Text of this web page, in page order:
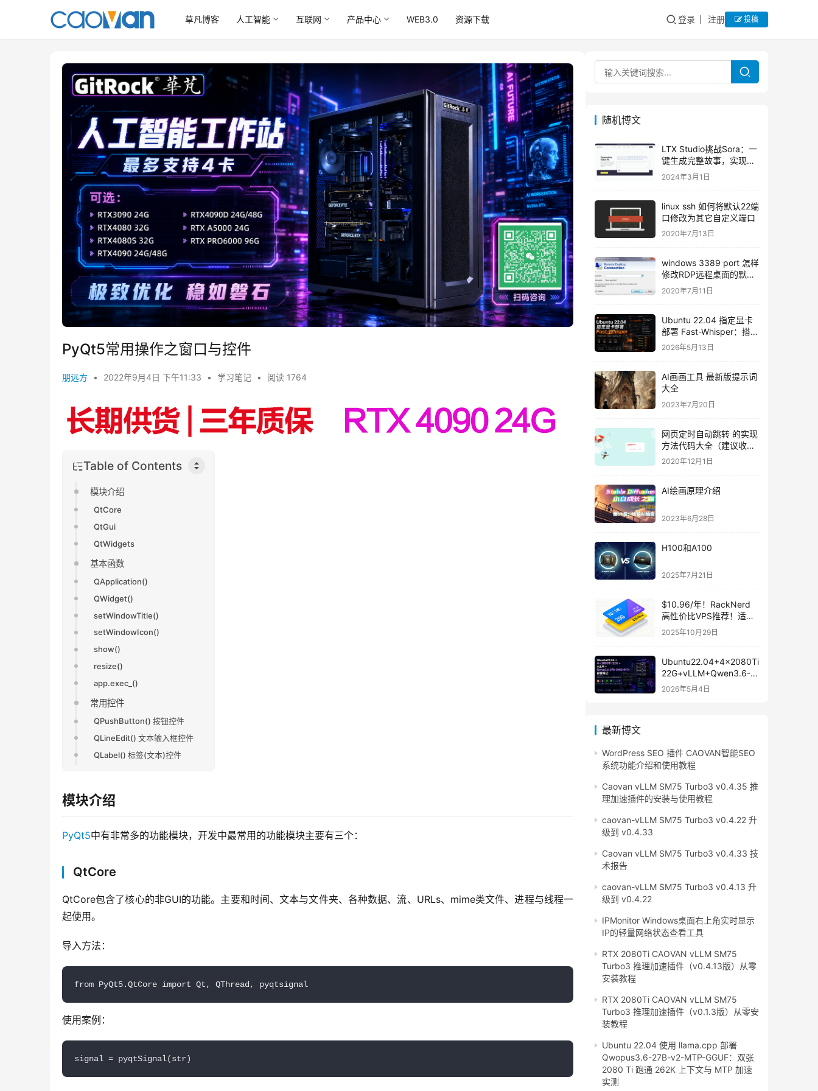
草凡博客 人工智能 互联网 产品中心 WEB3.0 资源下载 登录 注册 投稿
PyQt5常用操作之窗口与控件
朋远方 • 2022年9月4日 下午11:33 • 学习笔记 • 阅读 1764
Table of Contents
模块介绍
QtCore
QtGui
QtWidgets
基本函数
QApplication()
QWidget()
setWindowTitle()
setWindowIcon()
show()
resize()
app.exec_()
常用控件
QPushButton() 按钮控件
QLineEdit() 文本输入框控件
QLabel() 标签(文本)控件
模块介绍
PyQt5中有非常多的功能模块，开发中最常用的功能模块主要有三个：
QtCore
QtCore包含了核心的非GUI的功能。主要和时间、文本与文件夹、各种数据、流、URLs、mime类文件、进程与线程一
起使用。
导入方法：
from PyQt5.QtCore import Qt, QThread, pyqtsignal
使用案例：
signal = pyqtSignal(str)
随机博文
LTX Studio挑战Sora：一
键生成完整故事，实现角
色一致性与智能编辑功能
2024年3月1日
linux ssh 如何将默认22端
口修改为其它自定义端口
2020年7月13日
windows 3389 port 怎样
修改RDP远程桌面的默认
端口
2020年7月11日
Ubuntu 22.04 指定显卡
部署 Fast-Whisper：搭
建 GPU 语音识别 WebUI
2026年5月13日
AI画画工具 最新版提示词
大全
2023年7月20日
网页定时自动跳转 的实现
方法代码大全（建议收
藏）
2020年12月1日
AI绘画原理介绍
2023年6月28日
H100和A100
2025年7月21日
$10.96/年！RackNerd
高性价比VPS推荐！适合
深度数字居民自建鸡场！
2025年10月29日
Ubuntu22.04+4x2080Ti
22G+vLLM+Qwen3.6-
27B-AWQ-INT4 部署教
2026年5月4日
最新博文
WordPress SEO 插件 CAOVAN智能SEO
系统功能介绍和使用教程
Caovan vLLM SM75 Turbo3 v0.4.35 推
理加速插件的安装与使用教程
caovan-vLLM SM75 Turbo3 v0.4.22 升
级到 v0.4.33
Caovan vLLM SM75 Turbo3 v0.4.33 技
术报告
caovan-vLLM SM75 Turbo3 v0.4.13 升
级到 v0.4.22
IPMonitor Windows桌面右上角实时显示
IP的轻量网络状态查看工具
RTX 2080Ti CAOVAN vLLM SM75
Turbo3 推理加速插件（v0.4.13版）从零
安装教程
RTX 2080Ti CAOVAN vLLM SM75
Turbo3 推理加速插件（v0.1.3版）从零安
装教程
Ubuntu 22.04 使用 llama.cpp 部署
Qwopus3.6-27B-v2-MTP-GGUF：双张
2080 Ti 跑通 262K 上下文与 MTP 加速
实测